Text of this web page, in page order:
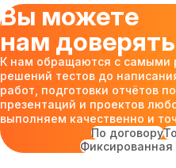
Вы можете
нам доверять
К нам обращаются с самыми
решений тестов до
работ, подготовки отчётов
презентаций и проектов
выполняем качественно и
По договору
Фиксированная